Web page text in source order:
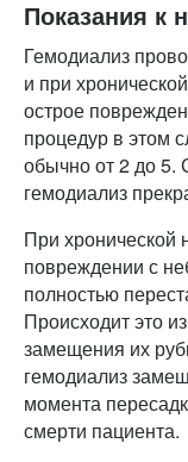
Показания к
Гемодиализ
и при
острое
процедур в этом
обычно от 2 до 5.
гемодиализ
При хронической
повреждении с
полностью
Происходит это
замещения их
гемодиализ
момента
смерти пациента.